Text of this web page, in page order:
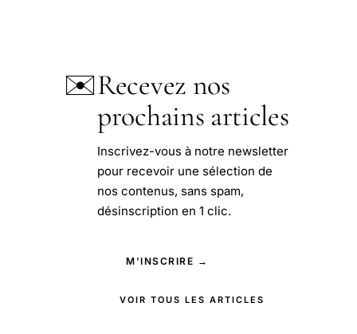
✉️Recevez nos
prochains articles
Inscrivez-vous à notre newsletter
pour recevoir une sélection de
nos contenus, sans spam,
désinscription en 1 clic.
M'INSCRIRE →
VOIR TOUS LES ARTICLES